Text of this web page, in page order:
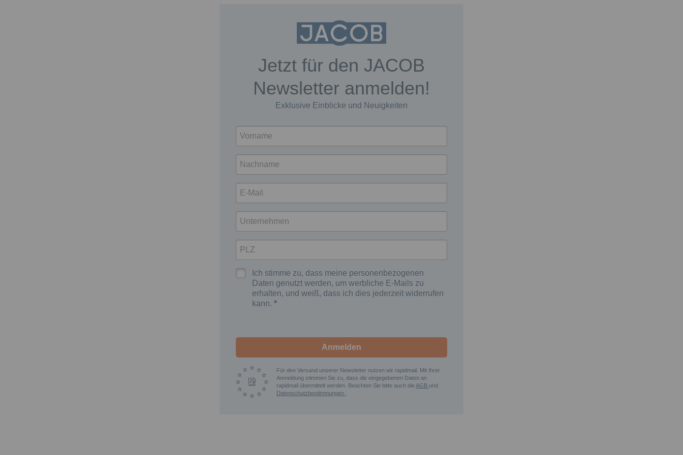
Jetzt für den JACOB
Newsletter anmelden!
Exklusive Einblicke und Neuigkeiten
Ich stimme zu, dass meine personenbezogenen
Daten genutzt werden, um werbliche E-Mails zu
erhalten, und weiß, dass ich dies jederzeit widerrufen
kann.
Anmelden
Für den Versand unserer Newsletter nutzen wir rapidmail. Mit Ihrer
Anmeldung stimmen Sie zu, dass die eingegebenen Daten an
rapidmail übermittelt werden. Beachten Sie bitte auch dieAGB und
Datenschutzbestimmungen